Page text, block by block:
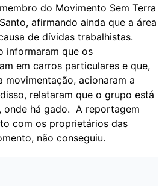
do Movimento Sem Terra
afirmando ainda que a área
de dívidas trabalhistas.
informaram que os
em carros particulares e que,
movimentação, acionaram a
relataram que o grupo está
onde há gado. A reportagem
com os proprietários das
não conseguiu.